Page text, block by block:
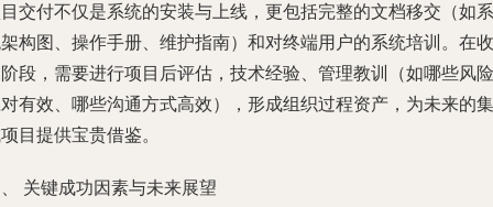
交付不仅是系统的安装与上线，更包括完整的文档移交（如系
构图、操作手册、维护指南）和对终端用户的系统培训。在收
段，需要进行项目后评估，技术经验、管理教训（如哪些风险
有效、哪些沟通方式高效），形成组织过程资产，为未来的集
目提供宝贵借鉴。
关键成功因素与未来展望